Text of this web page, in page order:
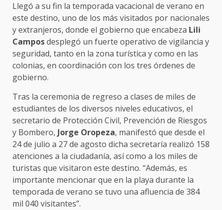
Llegó a su fin la temporada vacacional de verano en
este destino, uno de los más visitados por nacionales
y extranjeros, donde el gobierno que encabeza Lili
Camposdesplegó un fuerte operativo de vigilancia y
seguridad, tanto en la zona turística y como en las
colonias, en coordinación con los tres órdenes de
gobierno.
Tras la ceremonia de regreso a clases de miles de
estudiantes de los diversos niveles educativos, el
secretario de Protección Civil, Prevención de Riesgos
y Bombero, Jorge Oropeza, manifestó que desde el
24 de julio a 27 de agosto dicha secretaría realizó 158
atenciones a la ciudadanía, así como a los miles de
turistas que visitaron este destino. “Además, es
importante mencionar que en la playa durante la
temporada de verano se tuvo una afluencia de 384
mil 040 visitantes”.